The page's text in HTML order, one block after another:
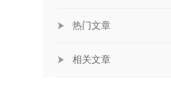
热门文章
相关文章